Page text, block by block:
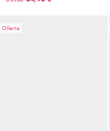
Oferta